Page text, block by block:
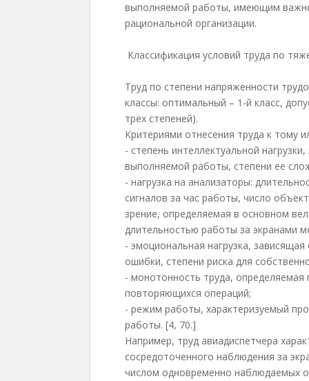
выполняемой работы, имеющим
рациональной организации.
Классификация условий труда по
Труд по степени напряженности
классы: оптимальный – 1-й класс,
трех степеней).
Критериями отнесения труда к тому
- степень интеллектуальной
выполняемой работы, степени ее
- нагрузка на анализаторы:
сигналов за час работы, число
зрение, определяемая в основном
длительностью работы за экранами
- эмоциональная нагрузка,
ошибки, степени риска для
- монотонность труда,
повторяющихся операций;
- режим работы, характеризуемый
работы. [4, 70.]
Например, труд авиадиспетчера
сосредоточенного наблюдения за
числом одновременно наблюдаемых